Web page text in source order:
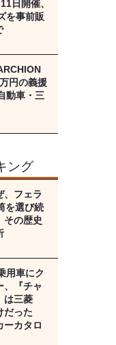
日開催、
を事前販
円の義援
動車・三
ング
、フェラ
を選び続
の歴史
用車にク
、『チャ
は三菱
だった
ーカタロ